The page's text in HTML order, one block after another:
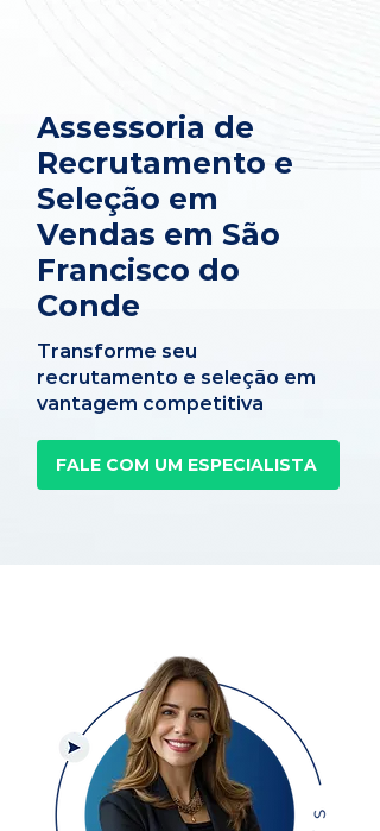
Assessoria de
Recrutamento e
Seleção em
Vendas em São
Francisco do
Conde
Transforme seu
recrutamento e seleção em
vantagem competitiva
FALE COM UM ESPECIALISTA